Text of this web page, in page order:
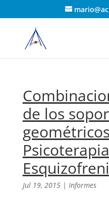
de los
Jul 19, 2015| Informes